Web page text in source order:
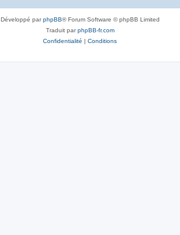
Développé parphpBB® Forum Software © phpBB Limited
Traduit parphpBB-fr.com
Confidentialité | Conditions